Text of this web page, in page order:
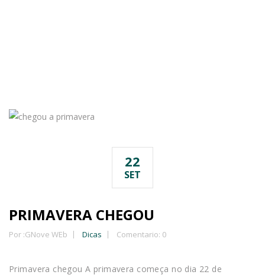
22
SET
PRIMAVERA CHEGOU
Por :GNove WEb Dicas Comentario: 0
Primavera chegou A primavera começa no dia 22 de